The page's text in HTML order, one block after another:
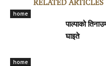
home
पाल्पाको
घाइते
home